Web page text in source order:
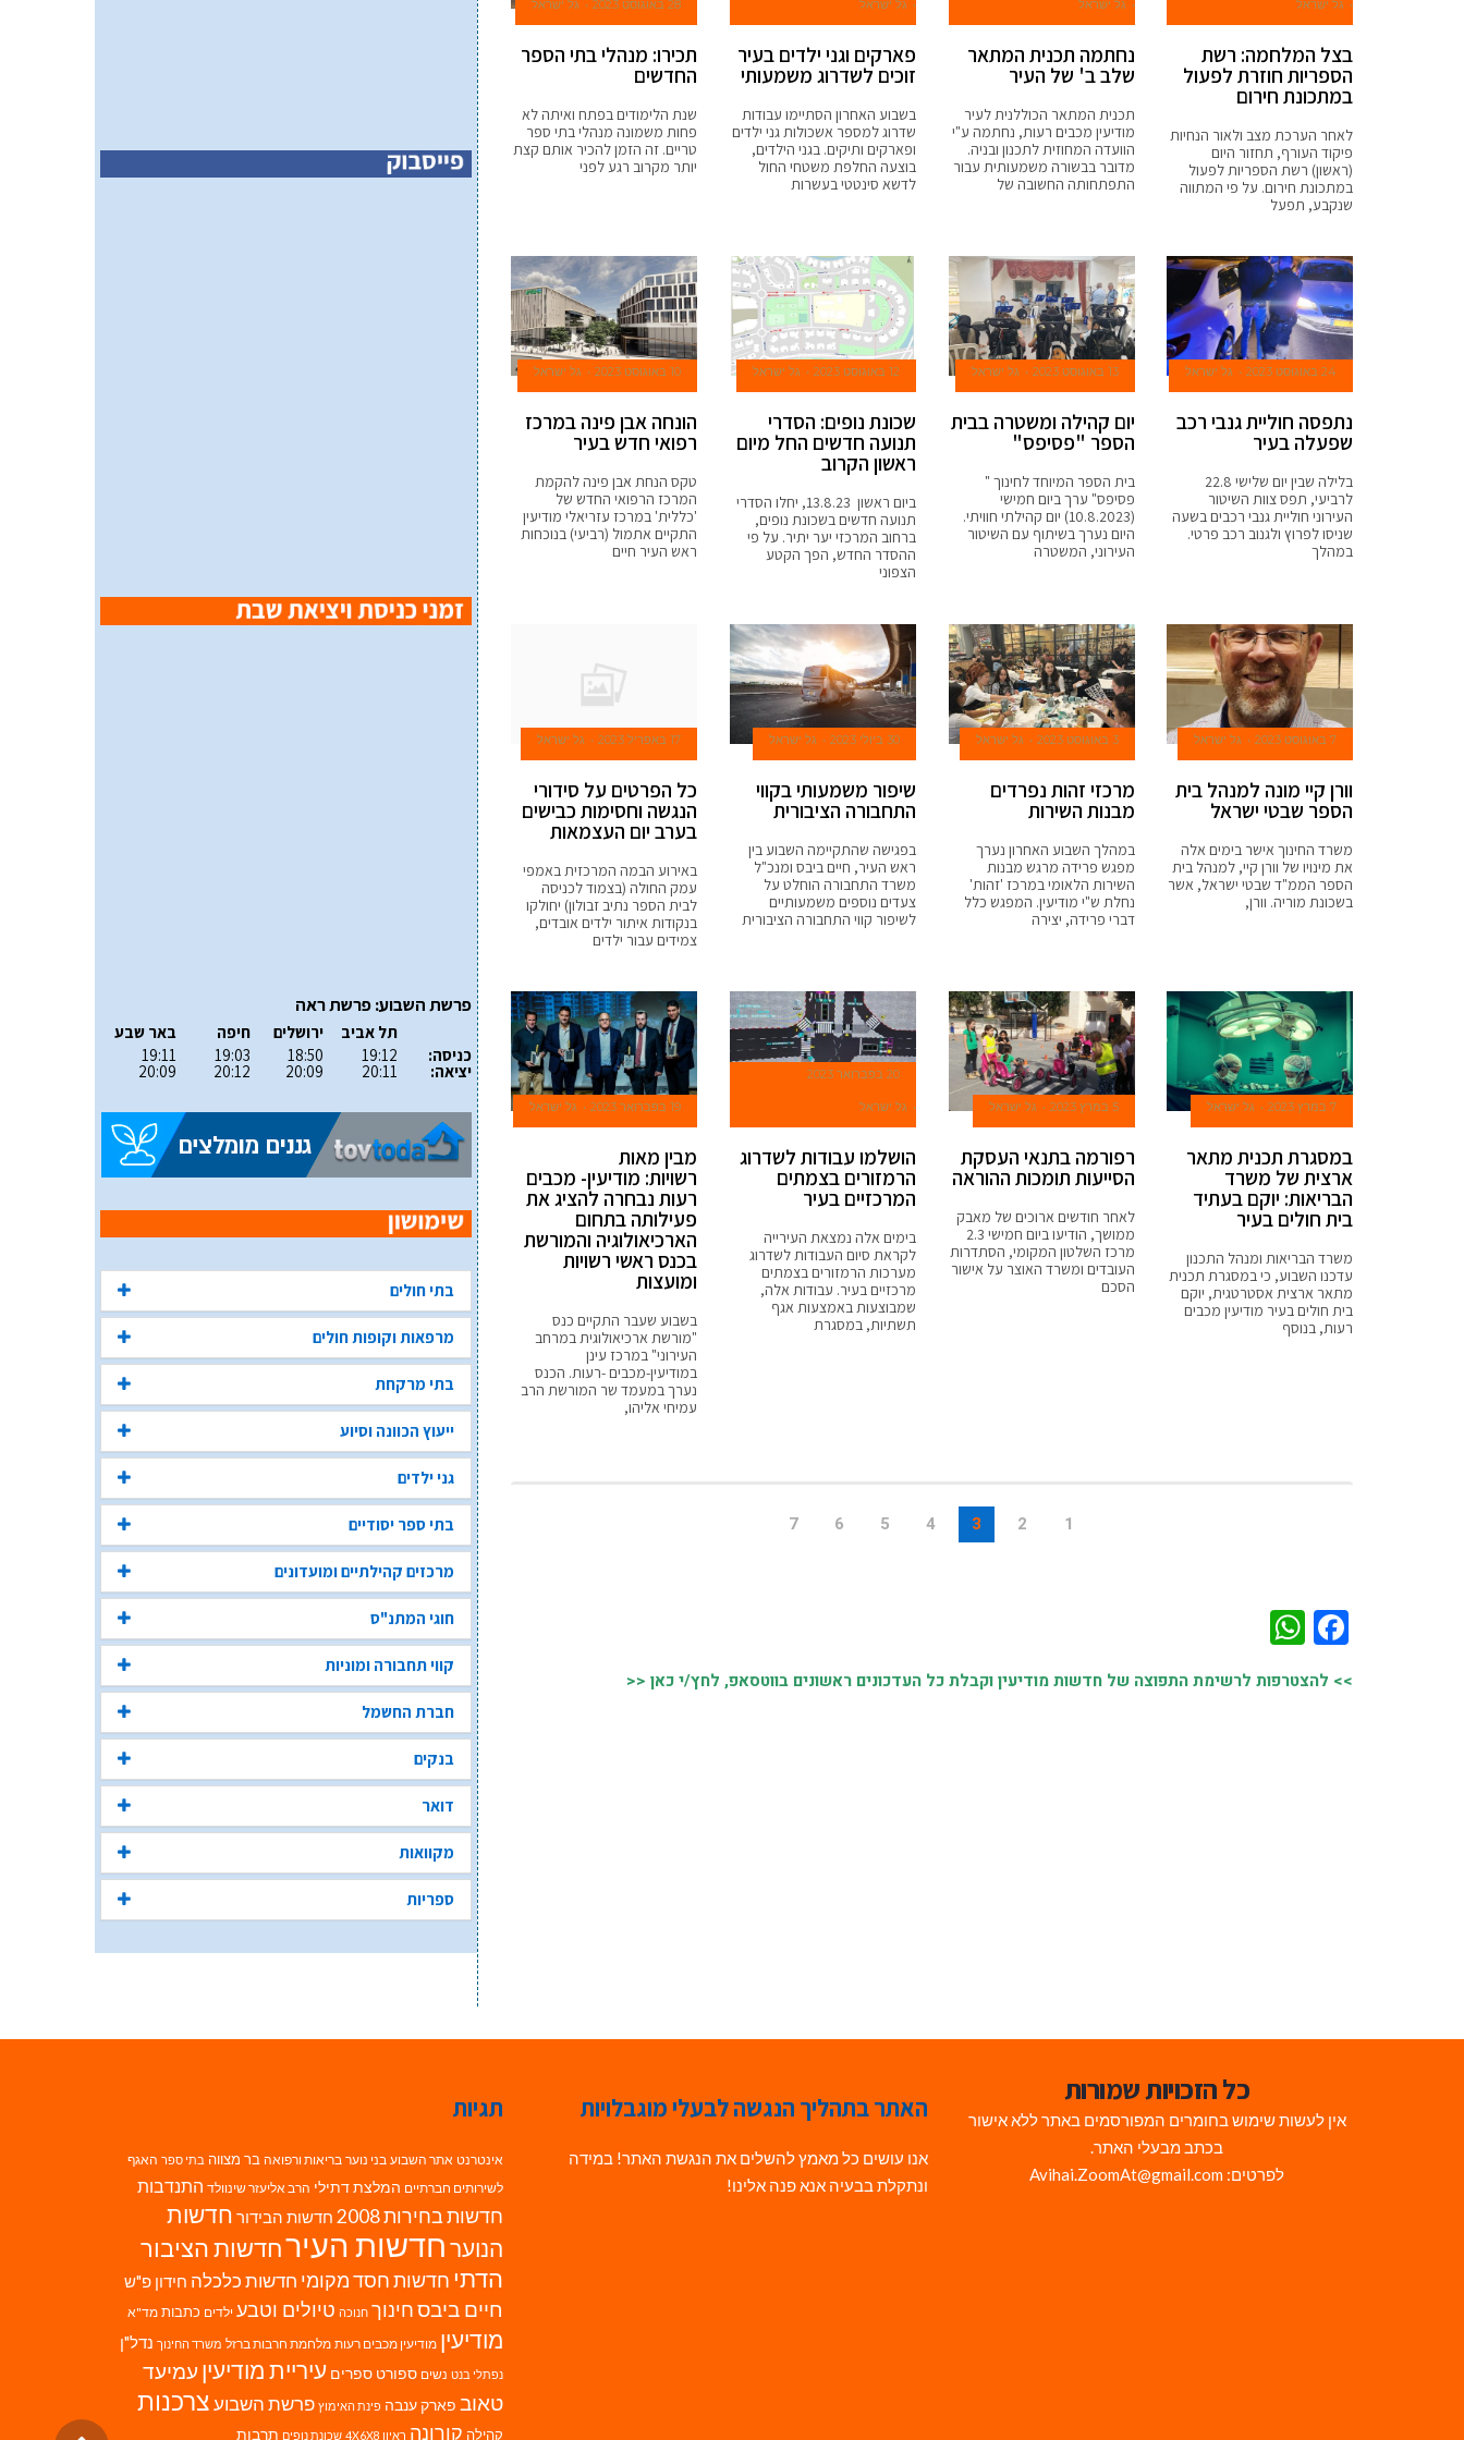
גל ישראל
בצל המלחמה: רשת
הספריות חוזרת לפעול
במתכונת חירום
לאחר הערכת מצב ולאור הנחיות
פיקוד העורף, תחזור היום
(ראשון) רשת הספריות לפעול
במתכונת חירום. על פי המתווה
שנקבע, תפעל
גל ישראל
נחתמה תכנית המתאר
שלב ב' של העיר
תכנית המתאר הכוללנית לעיר
מודיעין מכבים רעות, נחתמה ע"י
הוועדה המחוזית לתכנון ובניה.
מדובר בבשורה משמעותית עבור
התפתחותה החשובה של
גל ישראל
פארקים וגני ילדים בעיר
זוכים לשדרוג משמעותי
בשבוע האחרון הסתיימו עבודות
שדרוג למספר אשכולות גני ילדים
ופארקים ותיקים. בגני הילדים,
בוצעה החלפת משטחי החול
לדשא סינטטי בעשרות
28 באוגוסט 2023 גל ישראל
תכירו: מנהלי בתי הספר
החדשים
שנת הלימודים בפתח ואיתה לא
פחות משמונה מנהלי בתי ספר
טריים. זה הזמן להכיר אותם קצת
יותר מקרוב רגע לפני
24 באוגוסט 2023 גל ישראל
נתפסה חוליית גנבי רכב
שפעלה בעיר
בלילה שבין יום שלישי 22.8
לרביעי, תפס צוות השיטור
העירוני חוליית גנבי רכבים בשעה
שניסו לפרוץ ולגנוב רכב פרטי.
במהלך
13 באוגוסט 2023 גל ישראל
יום קהילה ומשטרה בבית
הספר "פסיפס"
בית הספר המיוחד לחינוך "
פסיפס" ערך ביום חמישי
(10.8.2023) יום קהילתי חוויתי.
היום נערך בשיתוף עם השיטור
העירוני, המשטרה
12 באוגוסט 2023 גל ישראל
שכונת נופים: הסדרי
תנועה חדשים החל מיום
ראשון הקרוב
ביום ראשון 13.8.23, יחלו הסדרי
תנועה חדשים בשכונת נופים,
ברחוב המרכזי יער יתיר. על פי
ההסדר החדש, הפך הקטע
הצפוני
10 באוגוסט 2023 גל ישראל
הונחה אבן פינה במרכז
רפואי חדש בעיר
טקס הנחת אבן פינה להקמת
המרכז הרפואי החדש של
'כללית' במרכז עזריאלי מודיעין
התקיים אתמול (רביעי) בנוכחות
ראש העיר חיים
7 באוגוסט 2023 גל ישראל
וורן קיי מונה למנהל בית
הספר שבטי ישראל
משרד החינוך אישר בימים אלה
את מינויו של וורן קיי, למנהל בית
הספר הממ"ד שבטי ישראל, אשר
בשכונת מוריה. וורן,
3 באוגוסט 2023 גל ישראל
מרכזי זהות נפרדים
מבנות השירות
במהלך השבוע האחרון נערך
מפגש פרידה מרגש מבנות
השירות הלאומי במרכז 'זהות'
נחלת ש"י מודיעין. המפגש כלל
דברי פרידה, יצירה
30 ביולי 2023 גל ישראל
שיפור משמעותי בקווי
התחבורה הציבורית
בפגישה שהתקיימה השבוע בין
ראש העיר, חיים ביבס ומנכ"ל
משרד התחבורה הוחלט על
צעדים נוספים משמעותיים
לשיפור קווי התחבורה הציבורית
17 באפריל 2023 גל ישראל
כל הפרטים על סידורי
הנגשה וחסימות כבישים
בערב יום העצמאות
באירוע הבמה המרכזית באמפי
עמק החולה (בצמוד לכניסה
לבית הספר נתיב זבולון) יחולקו
בנקודות איתור ילדים אובדים,
צמידים עבור ילדים
7 במרץ 2023 גל ישראל
במסגרת תכנית מתאר
ארצית של משרד
הבריאות: יוקם בעתיד
בית חולים בעיר
משרד הבריאות ומנהל התכנון
עדכנו השבוע, כי במסגרת תכנית
מתאר ארצית אסטרטגית, יוקם
בית חולים בעיר מודיעין מכבים
רעות, בנוסף
5 במרץ 2023 גל ישראל
רפורמה בתנאי העסקת
הסייעות תומכות ההוראה
לאחר חודשים ארוכים של מאבק
ממושך, הודיעו ביום חמישי 2.3
מרכז השלטון המקומי, הסתדרות
העובדים ומשרד האוצר על אישור
הסכם
20 בפברואר 2023
גל ישראל
הושלמו עבודות לשדרוג
הרמזורים בצמתים
המרכזיים בעיר
בימים אלה נמצאת העירייה
לקראת סיום העבודות לשדרוג
מערכות הרמזורים בצמתים
מרכזיים בעיר. עבודות אלה,
שמבוצעות באמצעות אגף
תשתיות, במסגרת
19 בפברואר 2023 גל ישראל
מבין מאות
רשויות: מודיעין- מכבים
רעות נבחרה להציג את
פעילותה בתחום
הארכיאולוגיה והמורשת
בכנס ראשי רשויות
ומועצות
בשבוע שעבר התקיים כנס
"מורשת ארכיאולוגית במרחב
העירוני" במרכז עינן
במודיעין-מכבים -רעות. הכנס
נערך במעמד שר המורשת הרב
עמיחי אליהו,
1
2
3
4
5
6
7
Facebook
>> להצטרפות לרשימת התפוצה של חדשות מודיעין וקבלת כל העדכונים ראשונים בווטסאפ, לחץ/י כאן <<
פרשת השבוע: פרשת ראה
כניסה:
יציאה:
תל אביב
19:12
20:11
ירושלים
18:50
20:09
חיפה
19:03
20:12
באר שבע
19:11
20:09
בתי חולים
מרפאות וקופות חולים
בתי מרקחת
ייעוץ הכוונה וסיוע
גני ילדים
בתי ספר יסודיים
מרכזים קהילתיים ומועדונים
חוגי המתנ"ס
קווי תחבורה ומוניות
חברת החשמל
בנקים
דואר
מקוואות
ספריות
כל הזכויות שמורות
אין לעשות שימוש בחומרים המפורסמים באתר ללא אישור
בכתב מבעלי האתר.
לפרטים: Avihai.ZoomAt@gmail.com
האתר בתהליך הנגשה לבעלי מוגבלויות
אנו עושים כל מאמץ להשלים את הנגשת האתר! במידה
ונתקלת בבעיה אנא פנה אלינו!
תגיות
אינטרנט אתר השבוע בני נוער בריאות ורפואה בר מצווה בתי ספר האגף
לשירותים חברתיים המלצת דתילי הרב אליעזר שינוולד התנדבות
חדשות בחירות 2008 חדשות הבידור חדשות
הנוערחדשות העירחדשות הציבור
הדתי חדשות חסד מקומי חדשות כלכלה חידון פ"ש
חיים ביבסחינוך חנוכה טיולים וטבע ילדים כתבות מד"א
מודיעין מודיעין מכבים רעות מלחמת חרבות ברזל משרד החינוך נדל"ן
נפתלי בנט נשים ספורט ספרים עיריית מודיעין עמיעד
טאוב פארק ענבה פינת האימוץ פרשת השבועצרכנות
קהילה קורונה ראיון 4X6X8 שכונת נופים תרבות